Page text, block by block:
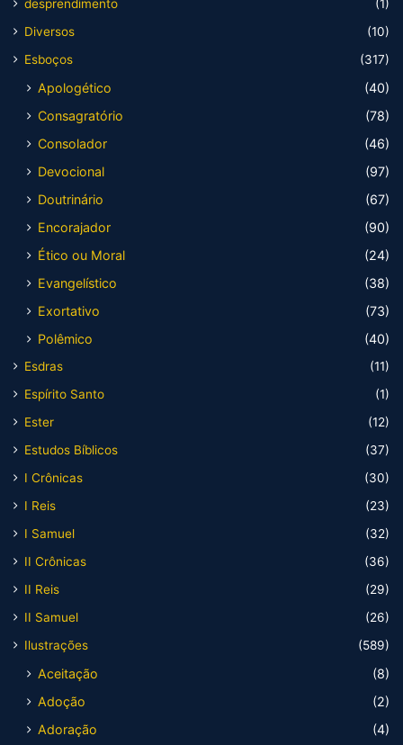
desprendimento
(1)
Diversos
(10)
Esboços
(317)
Apologético
(40)
Consagratório
(78)
Consolador
(46)
Devocional
(97)
Doutrinário
(67)
Encorajador
(90)
Ético ou Moral
(24)
Evangelístico
(38)
Exortativo
(73)
Polêmico
(40)
Esdras
(11)
Espírito Santo
(1)
Ester
(12)
Estudos Bíblicos
(37)
I Crônicas
(30)
I Reis
(23)
I Samuel
(32)
II Crônicas
(36)
II Reis
(29)
II Samuel
(26)
Ilustrações
(589)
Aceitação
(8)
Adoção
(2)
Adoração
(4)